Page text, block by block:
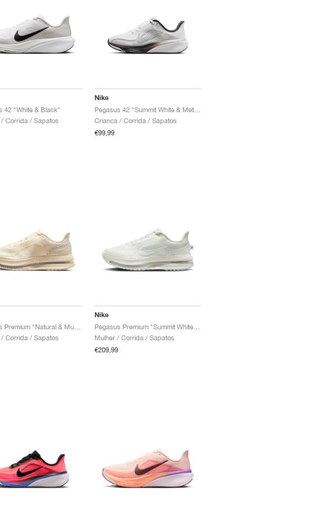
42 "White & Black"
/ Corrida / Sapatos
Nike
Crianca / Corrida / Sapatos
€99,99
Pegasus Premium "Natural & Mushroom"
/ Corrida / Sapatos
Nike
Mulher / Corrida / Sapatos
€209,99